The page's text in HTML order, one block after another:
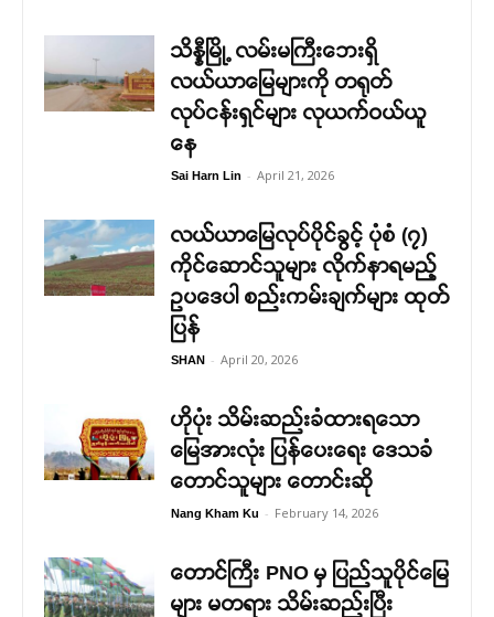
သိန္နီမြို့ လမ်းမကြီးဘေးရှိ
လယ်ယာမြေများကို တရုတ်
လုပ်ငန်းရှင်များ လုယက်ဝယ်ယူ
နေ
Sai Harn Lin - April 21, 2026
လယ်ယာမြေလုပ်ပိုင်ခွင့် ပုံစံ (၇)
ကိုင်ဆောင်သူများ လိုက်နာရမည့်
ဥပဒေပါ စည်းကမ်းချက်များ ထုတ်
ပြန်
SHAN - April 20, 2026
ဟိုပုံး သိမ်းဆည်းခံထားရသော
မြေအားလုံး ပြန်ပေးရေး ဒေသခံ
တောင်သူများ တောင်းဆို
Nang Kham Ku - February 14, 2026
တောင်ကြီး PNO မှ ပြည်သူပိုင်မြေ
များ မတရား သိမ်းဆည်းပြီး